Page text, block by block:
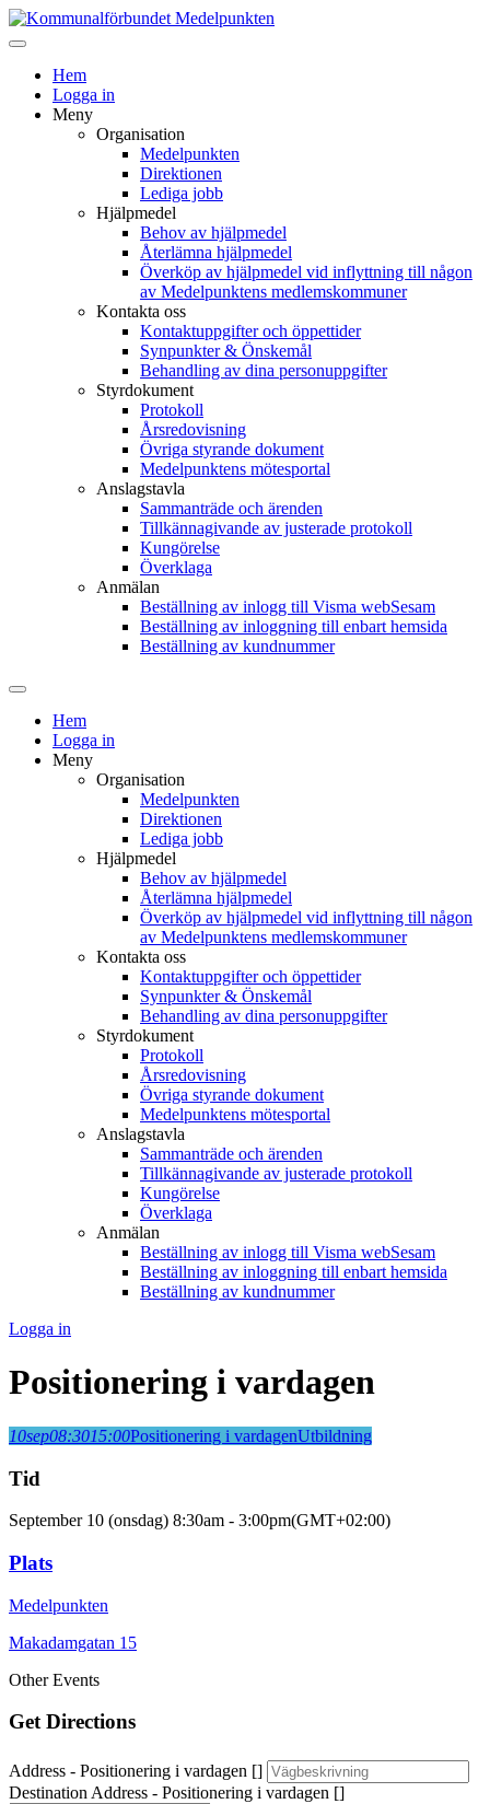
Hem
Logga in
Meny
Organisation
Medelpunkten
Direktionen
Lediga jobb
Hjälpmedel
Behov av hjälpmedel
Återlämna hjälpmedel
Överköp av hjälpmedel vid inflyttning till någon
av Medelpunktens medlemskommuner
Kontakta oss
Kontaktuppgifter och öppettider
Synpunkter & Önskemål
Behandling av dina personuppgifter
Styrdokument
Protokoll
Årsredovisning
Övriga styrande dokument
Medelpunktens mötesportal
Anslagstavla
Sammanträde och ärenden
Tillkännagivande av justerade protokoll
Kungörelse
Överklaga
Anmälan
Beställning av inlogg till Visma webSesam
Beställning av inloggning till enbart hemsida
Beställning av kundnummer
Hem
Logga in
Meny
Organisation
Medelpunkten
Direktionen
Lediga jobb
Hjälpmedel
Behov av hjälpmedel
Återlämna hjälpmedel
Överköp av hjälpmedel vid inflyttning till någon
av Medelpunktens medlemskommuner
Kontakta oss
Kontaktuppgifter och öppettider
Synpunkter & Önskemål
Behandling av dina personuppgifter
Styrdokument
Protokoll
Årsredovisning
Övriga styrande dokument
Medelpunktens mötesportal
Anslagstavla
Sammanträde och ärenden
Tillkännagivande av justerade protokoll
Kungörelse
Överklaga
Anmälan
Beställning av inlogg till Visma webSesam
Beställning av inloggning till enbart hemsida
Beställning av kundnummer
Logga in
Positionering i vardagen
10sep08:3015:00Positionering i vardagenUtbildning
Tid
September 10 (onsdag) 8:30am - 3:00pm(GMT+02:00)
Plats
Medelpunkten
Makadamgatan 15
Other Events
Get Directions
Address - Positionering i vardagen []
Destination Address - Positionering i vardagen []